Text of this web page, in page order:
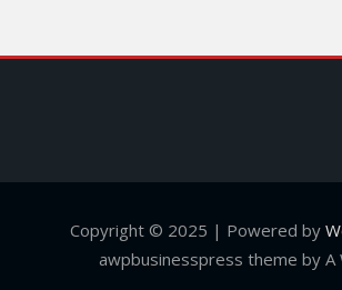
Copyright © 2025 | Powered by
awpbusinesspress theme by A